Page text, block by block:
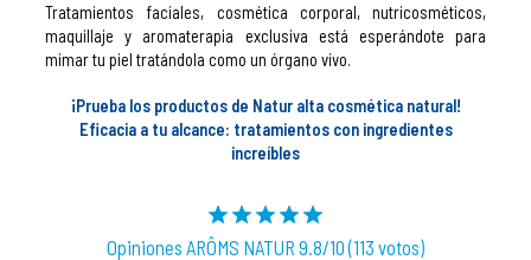
Tratamientos faciales, cosmética corporal, nutricosméticos,
maquillaje y aromaterapia exclusiva está esperándote para
mimar tu piel tratándola como un órgano vivo.
¡Prueba los productos de Natur alta cosmética natural!
Eficacia a tu alcance: tratamientos con ingredientes
increíbles
Opiniones ARÔMS NATUR 9.8/10 (113 votos)